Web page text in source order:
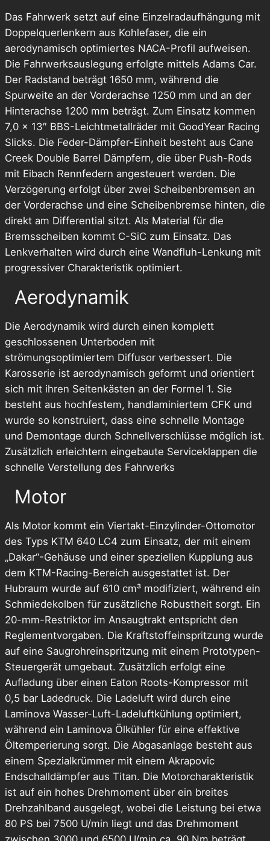
Das Fahrwerk setzt auf eine Einzelradaufhängung mit
Doppelquerlenkern aus Kohlefaser, die ein
aerodynamisch optimiertes NACA-Profil aufweisen.
Die Fahrwerksauslegung erfolgte mittels Adams Car.
Der Radstand beträgt 1650 mm, während die
Spurweite an der Vorderachse 1250 mm und an der
Hinterachse 1200 mm beträgt. Zum Einsatz kommen
7,0 x 13″ BBS-Leichtmetallräder mit GoodYear Racing
Slicks. Die Feder-Dämpfer-Einheit besteht aus Cane
Creek Double Barrel Dämpfern, die über Push-Rods
mit Eibach Rennfedern angesteuert werden. Die
Verzögerung erfolgt über zwei Scheibenbremsen an
der Vorderachse und eine Scheibenbremse hinten, die
direkt am Differential sitzt. Als Material für die
Bremsscheiben kommt C-SiC zum Einsatz. Das
Lenkverhalten wird durch eine Wandfluh-Lenkung mit
progressiver Charakteristik optimiert.
Aerodynamik
Die Aerodynamik wird durch einen komplett
geschlossenen Unterboden mit
strömungsoptimiertem Diffusor verbessert. Die
Karosserie ist aerodynamisch geformt und orientiert
sich mit ihren Seitenkästen an der Formel 1. Sie
besteht aus hochfestem, handlaminiertem CFK und
wurde so konstruiert, dass eine schnelle Montage
und Demontage durch Schnellverschlüsse möglich ist.
Zusätzlich erleichtern eingebaute Serviceklappen die
schnelle Verstellung des Fahrwerks
Motor
Als Motor kommt ein Viertakt-Einzylinder-Ottomotor
des Typs KTM 640 LC4 zum Einsatz, der mit einem
„Dakar“-Gehäuse und einer speziellen Kupplung aus
dem KTM-Racing-Bereich ausgestattet ist. Der
Hubraum wurde auf 610 cm³ modifiziert, während ein
Schmiedekolben für zusätzliche Robustheit sorgt. Ein
20-mm-Restriktor im Ansaugtrakt entspricht den
Reglementvorgaben. Die Kraftstoffeinspritzung wurde
auf eine Saugrohreinspritzung mit einem Prototypen-
Steuergerät umgebaut. Zusätzlich erfolgt eine
Aufladung über einen Eaton Roots-Kompressor mit
0,5 bar Ladedruck. Die Ladeluft wird durch eine
Laminova Wasser-Luft-Ladeluftkühlung optimiert,
während ein Laminova Ölkühler für eine effektive
Öltemperierung sorgt. Die Abgasanlage besteht aus
einem Spezialkrümmer mit einem Akrapovic
Endschalldämpfer aus Titan. Die Motorcharakteristik
ist auf ein hohes Drehmoment über ein breites
Drehzahlband ausgelegt, wobei die Leistung bei etwa
80 PS bei 7500 U/min liegt und das Drehmoment